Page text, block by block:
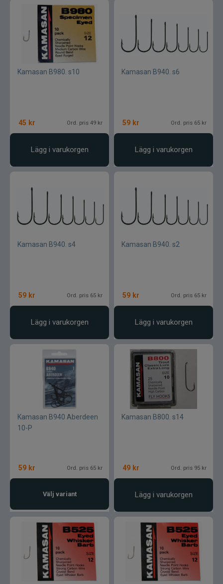
Kamasan B980. s10
45 kr Ord. pris 49 kr
Lägg i varukorgen
Kamasan B940. s6
59 kr Ord. pris 65 kr
Lägg i varukorgen
Kamasan B940. s4
59 kr Ord. pris 65 kr
Lägg i varukorgen
Kamasan B940. s2
59 kr Ord. pris 65 kr
Lägg i varukorgen
Kamasan B940 Aberdeen
10-P
59 kr Ord. pris 65 kr
Välj variant
Kamasan B800. s14
49 kr Ord. pris 95 kr
Lägg i varukorgen